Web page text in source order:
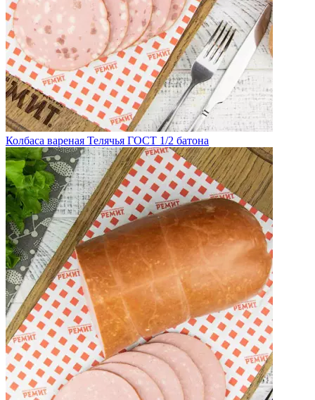
Колбаса вареная Телячья ГОСТ 1/2 батона